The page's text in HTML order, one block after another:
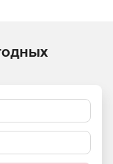
for MySQL:
таблиц или